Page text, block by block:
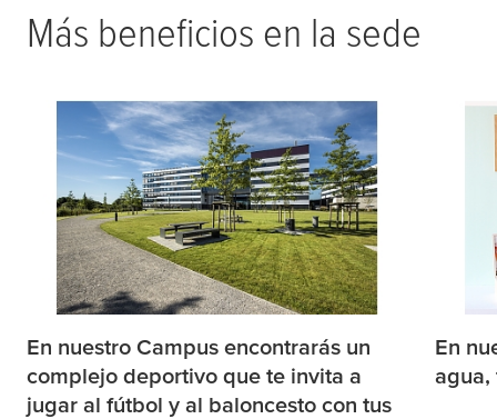
Más beneficios en la sede
En nuestro Campus encontrarás un
complejo deportivo que te invita a
jugar al fútbol y al baloncesto con tus
En
agua,